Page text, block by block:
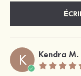
K Kendra M.